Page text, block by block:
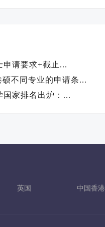
申请要求+截止...
不同专业的申请条...
国家排名出炉：...
英国 中国香港